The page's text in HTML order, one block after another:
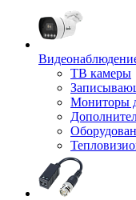
ТВ камеры
Мониторы